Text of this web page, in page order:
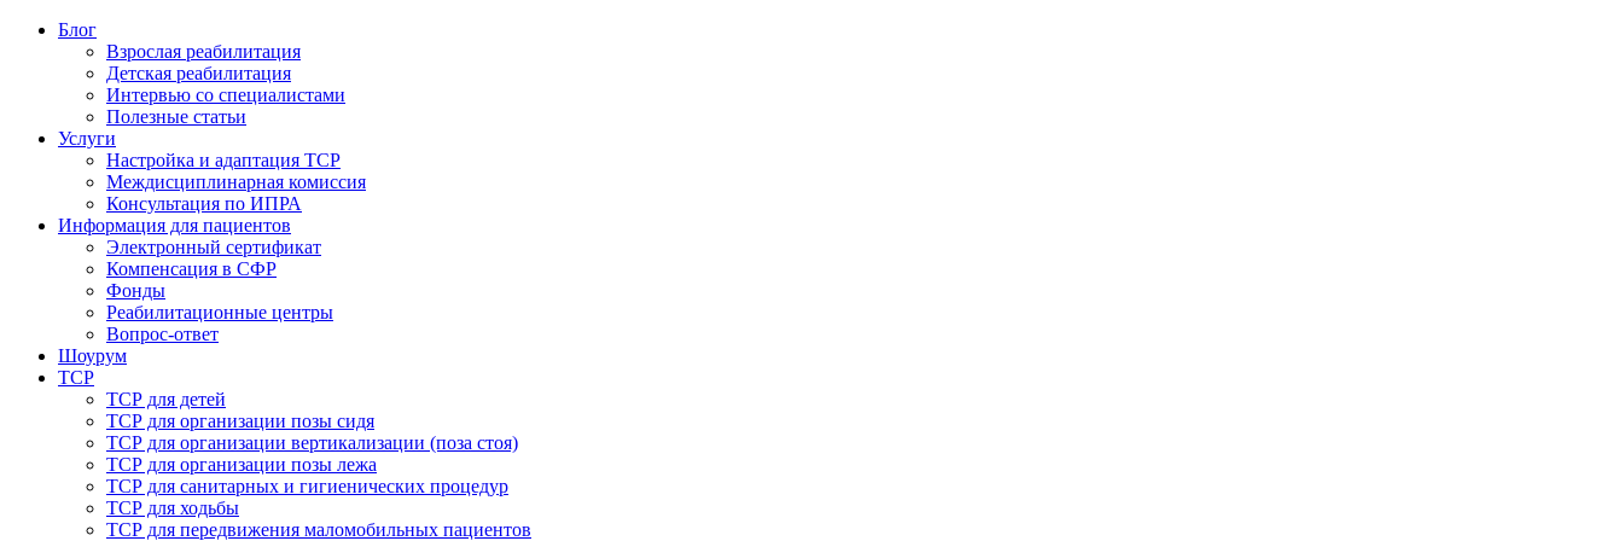
Блог
Взрослая реабилитация
Детская реабилитация
Интервью со специалистами
Полезные статьи
Услуги
Настройка и адаптация ТСР
Междисциплинарная комиссия
Консультация по ИПРА
Информация для пациентов
Электронный сертификат
Компенсация в СФР
Фонды
Реабилитационные центры
Вопрос-ответ
Шоурум
ТСР
ТСР для детей
ТСР для организации позы сидя
ТСР для организации вертикализации (поза стоя)
ТСР для организации позы лежа
ТСР для санитарных и гигиенических процедур
ТСР для ходьбы
ТСР для передвижения маломобильных пациентов